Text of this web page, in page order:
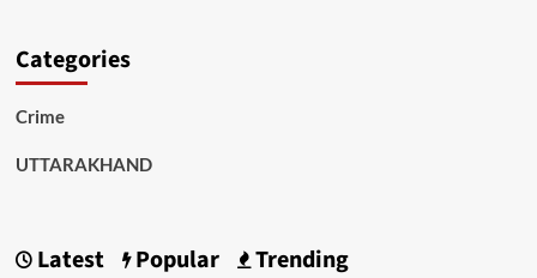
Categories
Crime
UTTARAKHAND
Latest Popular Trending